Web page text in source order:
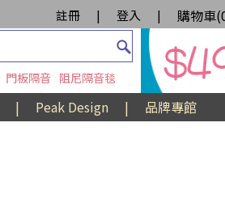
註冊 | 登入 | 購物車(
門板隔音 阻尼隔音毯
| Peak Design |
品牌專館